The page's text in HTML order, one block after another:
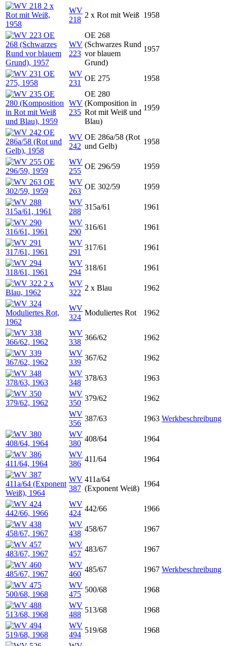
WV
218
2 x Rot mit Weiß 1958
WV
223
OE 268
(Schwarzes Rund
vor blauem
Grund)
1957
WV
231
OE 275 1958
WV
235
OE 280
(Komposition in
Rot mit Weiß und
Blau)
1959
WV
242
OE 286a/58 (Rot
und Gelb)
1958
WV
255
OE 296/59
1959
WV
263
OE 302/59
1959
WV
288
315a/61
1961
WV
290
316/61
1961
WV
291
317/61
1961
WV
294
318/61
1961
WV
322
2 x Blau 1962
WV
324
Moduliertes Rot 1962
WV
338
366/62
1962
WV
339
367/62
1962
WV
348
378/63
1963
WV
350
379/62
1962
WV
356
387/63 1963 Werkbeschreibung
WV
380
408/64
1964
WV
386
411/64 1964
WV
387
411a/64
(Exponent Weiß)
1964
WV
424
442/66
1966
WV
438
458/67
1967
WV
457
483/67
1967
WV
460
485/67 1967 Werkbeschreibung
WV
475
500/68
1968
WV
488
513/68
1968
WV
494
519/68
1968